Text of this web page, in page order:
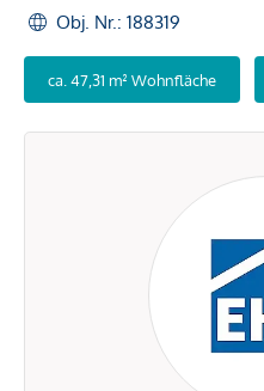
Obj. Nr.: 188319
ca. 47,31 m² Wohnfläche